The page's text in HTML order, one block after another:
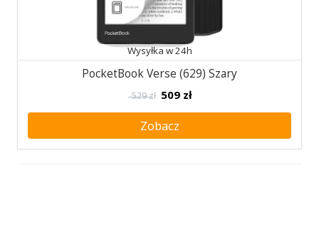
Wysyłka w 24h
PocketBook Verse (629) Szary
529 zł 509 zł
Zobacz